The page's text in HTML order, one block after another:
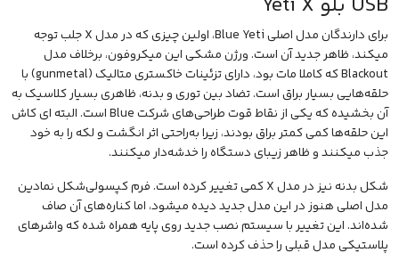
USB بلو Yeti X
برای دارندگان مدل اصلی Blue Yeti، اولین چیزی که در مدل X جلب توجه
میکند، ظاهر جدید آن است. ورژن مشکی اینمیکروفون، برخلاف مدل
Blackout که کاملا مات بود، دارای تزئینات خاکستری متالیک (gunmetal) با
حلقه‌هایی بسیار براق است. تضاد بین توری و بدنه، ظاهری بسیار کلاسیک به
آن بخشیده که یکی از نقاط قوت طراحی‌های شرکت Blue است. البته ای کاش
این حلقه‌ها کمی کمتر براق بودند، زیرا به‌راحتی اثر انگشت و لکه را به خود
جذب میکنند و ظاهر زیبای دستگاه را خدشه‌دار میکنند.
شکل بدنه نیز در مدل X کمی تغییر کرده است. فرم کپسولی‌شکل نمادین
مدل اصلی هنوز در این مدل جدید دیده میشود، اما کناره‌های آن صاف
شده‌اند. این تغییر با سیستم نصب جدید روی پایه همراه شده که واشرهای
پلاستیکی مدل قبلی را حذف کرده است.